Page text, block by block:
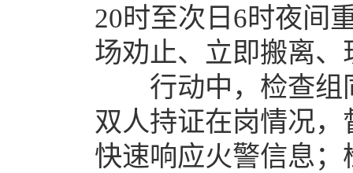
20时至次日6时夜间
场劝止、立即搬离
行动中，检查组
双人持证在岗情况
快速响应火警信息